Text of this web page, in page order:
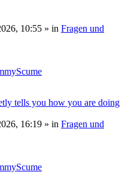
10:55 » in Fragen und
tells you how you are doing
16:19 » in Fragen und